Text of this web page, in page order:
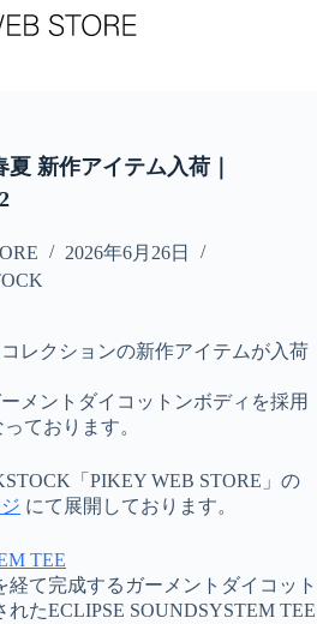
夏 新作アイテム入荷｜
2026年6月26日
コレクションの新作アイテムが入荷
メントダイコットンボディを採用
ております。
「PIKEY WEB STORE」の
にて展開しております。
TEE
経て完成するガーメントダイコット
たECLIPSE SOUNDSYSTEM TEE